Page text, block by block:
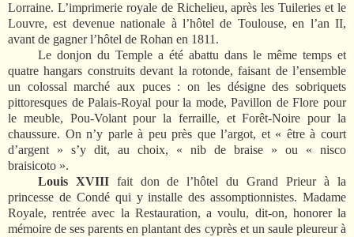
Lorraine. L’imprimerie royale de Richelieu, après les Tuileries et le
Louvre, est devenue nationale à l’hôtel de Toulouse, en l’an II,
avant de gagner l’hôtel de Rohan en 1811.
Le donjon du Temple a été abattu dans le même temps et
quatre hangars construits devant la rotonde, faisant de l’ensemble
un colossal marché aux puces : on les désigne des sobriquets
pittoresques de Palais-Royal pour la mode, Pavillon de Flore pour
le meuble, Pou-Volant pour la ferraille, et Forêt-Noire pour la
chaussure. On n’y parle à peu près que l’argot, et « être à court
d’argent » s’y dit, au choix, « nib de braise » ou « nisco
braisicoto ».
Louis XVIIIfait don de l’hôtel du Grand Prieur à la
princesse de Condé qui y installe des assomptionnistes. Madame
Royale, rentrée avec la Restauration, a voulu, dit-on, honorer la
mémoire de ses parents en plantant des cyprès et un saule pleureur à